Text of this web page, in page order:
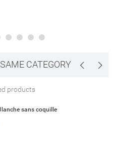
CATEGORY
products
sans coquille